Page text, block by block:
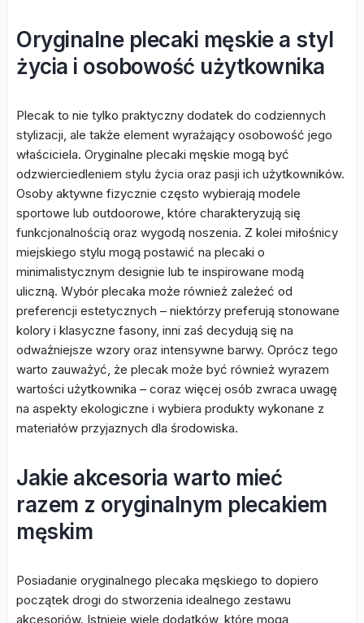
Oryginalne plecaki męskie a styl
życia i osobowość użytkownika
Plecak to nie tylko praktyczny dodatek do codziennych
stylizacji, ale także element wyrażający osobowość jego
właściciela. Oryginalne plecaki męskie mogą być
odzwierciedleniem stylu życia oraz pasji ich użytkowników.
Osoby aktywne fizycznie często wybierają modele
sportowe lub outdoorowe, które charakteryzują się
funkcjonalnością oraz wygodą noszenia. Z kolei miłośnicy
miejskiego stylu mogą postawić na plecaki o
minimalistycznym designie lub te inspirowane modą
uliczną. Wybór plecaka może również zależeć od
preferencji estetycznych – niektórzy preferują stonowane
kolory i klasyczne fasony, inni zaś decydują się na
odważniejsze wzory oraz intensywne barwy. Oprócz tego
warto zauważyć, że plecak może być również wyrazem
wartości użytkownika – coraz więcej osób zwraca uwagę
na aspekty ekologiczne i wybiera produkty wykonane z
materiałów przyjaznych dla środowiska.
Jakie akcesoria warto mieć
razem z oryginalnym plecakiem
męskim
Posiadanie oryginalnego plecaka męskiego to dopiero
początek drogi do stworzenia idealnego zestawu
akcesoriów. Istnieje wiele dodatków, które mogą